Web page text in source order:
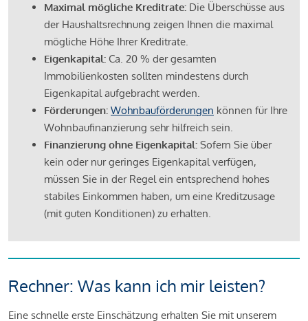
Maximal mögliche Kreditrate: Die Überschüsse aus
der Haushaltsrechnung zeigen Ihnen die maximal
mögliche Höhe Ihrer Kreditrate.
Eigenkapital: Ca. 20 % der gesamten
Immobilienkosten sollten mindestens durch
Eigenkapital aufgebracht werden.
Förderungen: Wohnbauförderungen können für Ihre
Wohnbaufinanzierung sehr hilfreich sein.
Finanzierung ohne Eigenkapital: Sofern Sie über
kein oder nur geringes Eigenkapital verfügen,
müssen Sie in der Regel ein entsprechend hohes
stabiles Einkommen haben, um eine Kreditzusage
(mit guten Konditionen) zu erhalten.
Rechner: Was kann ich mir leisten?
Eine schnelle erste Einschätzung erhalten Sie mit unserem